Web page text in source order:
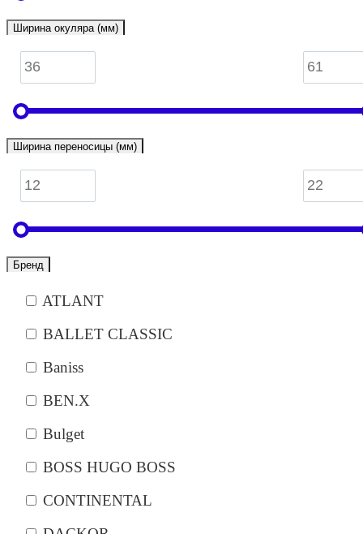
Ширина окуляра (мм)
Ширина переносицы (мм)
Бренд
ATLANT
BALLET CLASSIC
Baniss
BEN.X
Bulget
BOSS HUGO BOSS
CONTINENTAL